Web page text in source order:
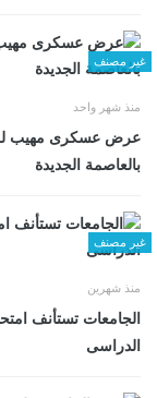
غير مصنف
منذ شهر واحد
عرض عسكرى مهيب
بالعاصمة الجديدة
غير مصنف
منذ شهرين
الجامعات تستأنف
الدراسى